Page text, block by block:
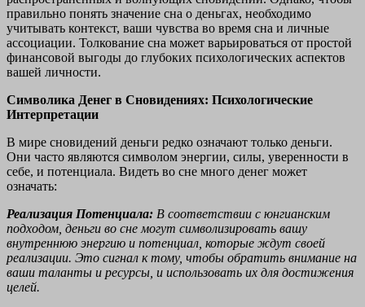
правильно понять значение сна о деньгах, необходимо
учитывать контекст, ваши чувства во время сна и личные
ассоциации. Толкование сна может варьироваться от простой
финансовой выгоды до глубоких психологических аспектов
вашей личности.
Символика Денег в Сновидениях: Психологические
Интерпретации
В мире сновидений деньги редко означают только деньги.
Они часто являются символом энергии, силы, уверенности в
себе, и потенциала. Видеть во сне много денег может
означать:
Реализация Потенциала: В соответствии с юнгианским
подходом, деньги во сне могут символизировать вашу
внутреннюю энергию и потенциал, которые ждут своей
реализации. Это сигнал к тому, чтобы обратить внимание на
ваши таланты и ресурсы, и использовать их для достижения
целей.